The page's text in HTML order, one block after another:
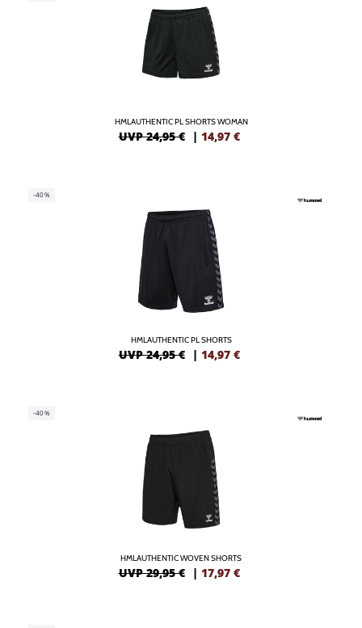
HMLAUTHENTIC PL SHORTS WOMAN
UVP 24,95 € | 14,97 €
-40%
HMLAUTHENTIC PL SHORTS
UVP 24,95 € | 14,97 €
-40%
HMLAUTHENTIC WOVEN SHORTS
UVP 29,95 € | 17,97 €